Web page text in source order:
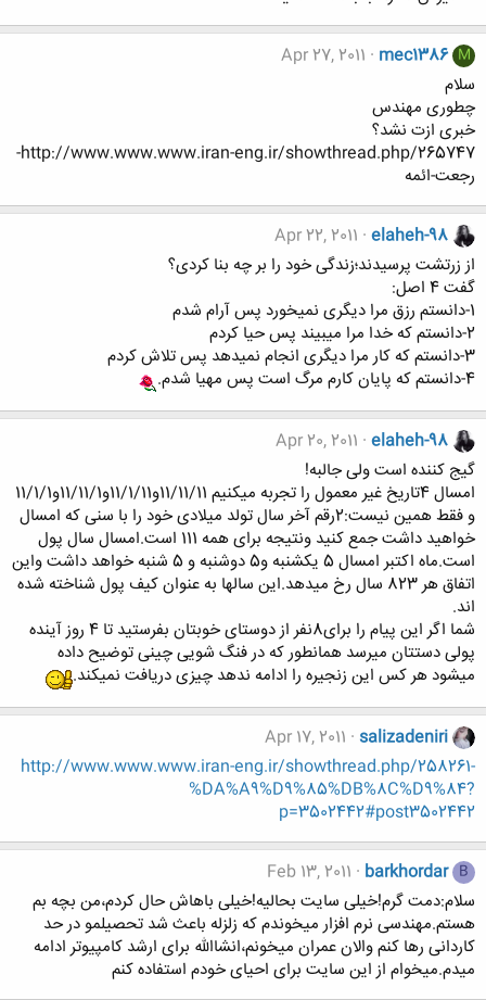
M
mec1386
Apr 27, 2011
سلام
چطوری مهندس
خبری ازت نشد؟
http://www.www.www.iran-eng.ir/showthread.php/265747-
رجعت-ائمه
elaheh-98
Apr 22, 2011
از زرتشت پرسیدند؛زندگی خود را بر چه بنا کردی؟
گفت 4 اصل:
1-دانستم رزق مرا دیگری نمیخورد پس آرام شدم
2-دانستم که خدا مرا میبیند پس حیا کردم
3-دانستم که کار مرا دیگری انجام نمیدهد پس تلاش کردم
4-دانستم که پایان کارم مرگ است پس مهیا شدم.
elaheh-98
Apr 20, 2011
گیج کننده است ولی جالبه!
امسال 4تاریخ غیر معمول را تجربه میکنیم 11/11/11و11/1/11و11/11/1و11/1/1
و فقط همین نیست:2رقم آخر سال تولد میلادی خود را با سنی که امسال
خواهید داشت جمع کنید ونتیجه برای همه 111 است.امسال سال پول
است.ماه اکتبر امسال 5 یکشنبه و5 دوشنبه و 5 شنبه خواهد داشت واین
اتفاق هر 823 سال رخ میدهد.این سالها به عنوان کیف پول شناخته شده
اند.
شما اگر این پیام را برای8نفر از دوستای خوبتان بفرستید تا 4 روز آینده
پولی دستتان میرسد همانطور که در فنگ شویی چینی توضیح داده
میشود هر کس این زنجیره را ادامه ندهد چیزی دریافت نمیکند.
salizadeniri
Apr 17, 2011
http://www.www.www.iran-eng.ir/showthread.php/258261-
%DA%A9%D9%85%DB%8C%D9%84?
p=3502442#post3502442
B
barkhordar
Feb 13, 2011
سلام:دمت گرم!خیلی سایت بحالیه!خیلی باهاش حال کردم،من بچه بم
هستم.مهندسی نرم افزار میخوندم که زلزله باعث شد تحصیلمو در حد
کاردانی رها کنم والان عمران میخونم،انشاالله برای ارشد کامپیوتر ادامه
میدم.میخوام از این سایت برای احیای خودم استفاده کنم